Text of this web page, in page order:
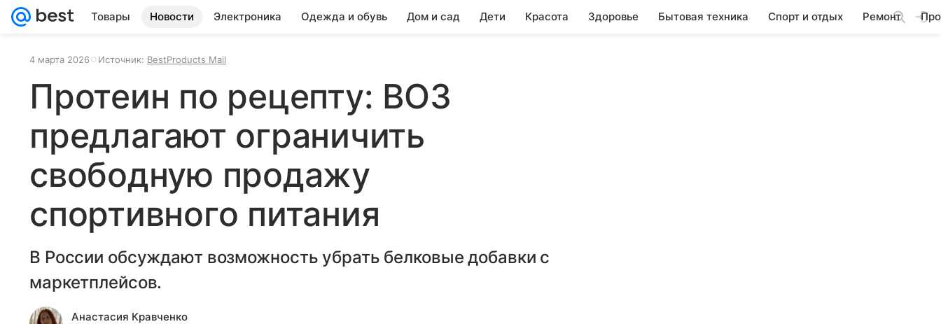
Товары Новости Электроника Одежда и обувь Дом и сад Дети Красота Здоровье Бытовая техника Спорт и отдых Ремонт
4 марта 2026 Источник: BestProducts Mail
Протеин по рецепту: ВОЗ
предлагают ограничить
свободную продажу
спортивного питания
В России обсуждают возможность убрать белковые добавки с
маркетплейсов.
Анастасия Кравченко